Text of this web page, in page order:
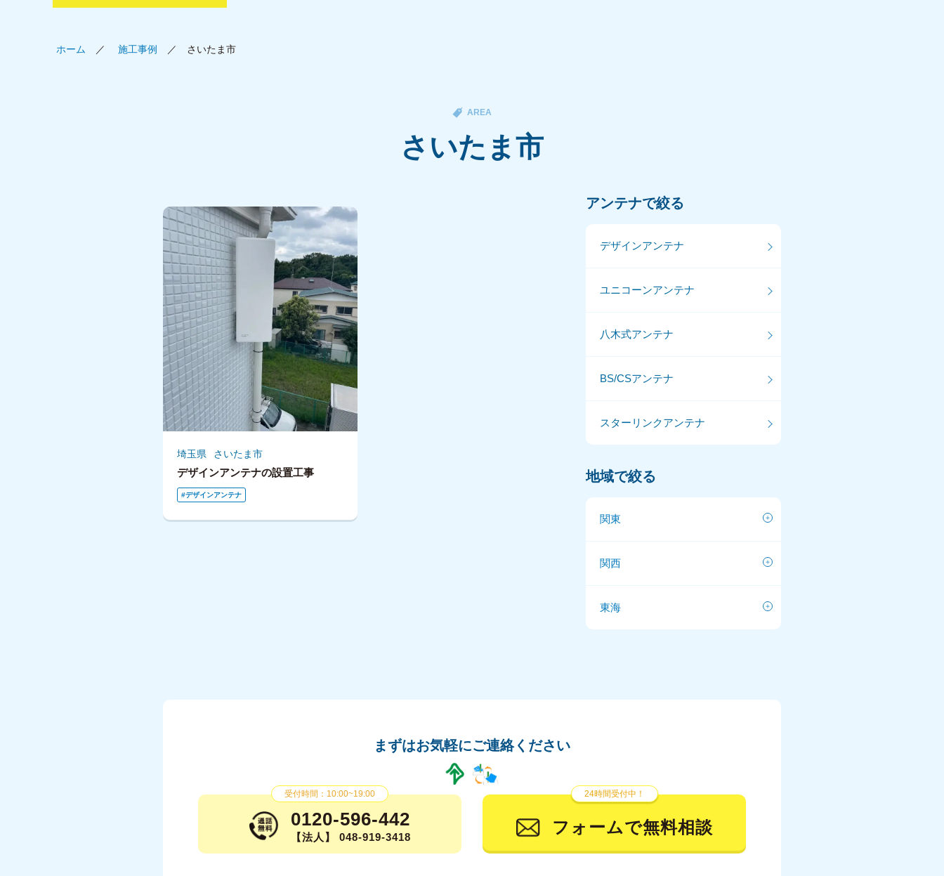
ホーム 施工事例 さいたま市
AREA
さいたま市
埼玉県 さいたま市
デザインアンテナの設置工事
デザインアンテナ
アンテナで絞る
デザインアンテナ
ユニコーンアンテナ
八木式アンテナ
BS/CSアンテナ
スターリンクアンテナ
地域で絞る
関東
関西
東海
まずはお気軽にご連絡ください
受付時間：10:00~19:00
0120-596-442
【法人】 048-919-3418
24時間受付中！
フォームで無料相談